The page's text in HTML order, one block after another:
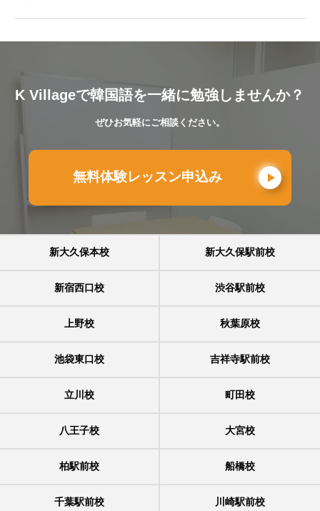
K Villageで韓国語を一緒に勉強しませんか？
ぜひお気軽にご相談ください。
無料体験レッスン申込み
新大久保本校 新大久保駅前校
新宿西口校 渋谷駅前校
上野校 秋葉原校
池袋東口校 吉祥寺駅前校
立川校 町田校
八王子校 大宮校
柏駅前校 船橋校
千葉駅前校 川崎駅前校